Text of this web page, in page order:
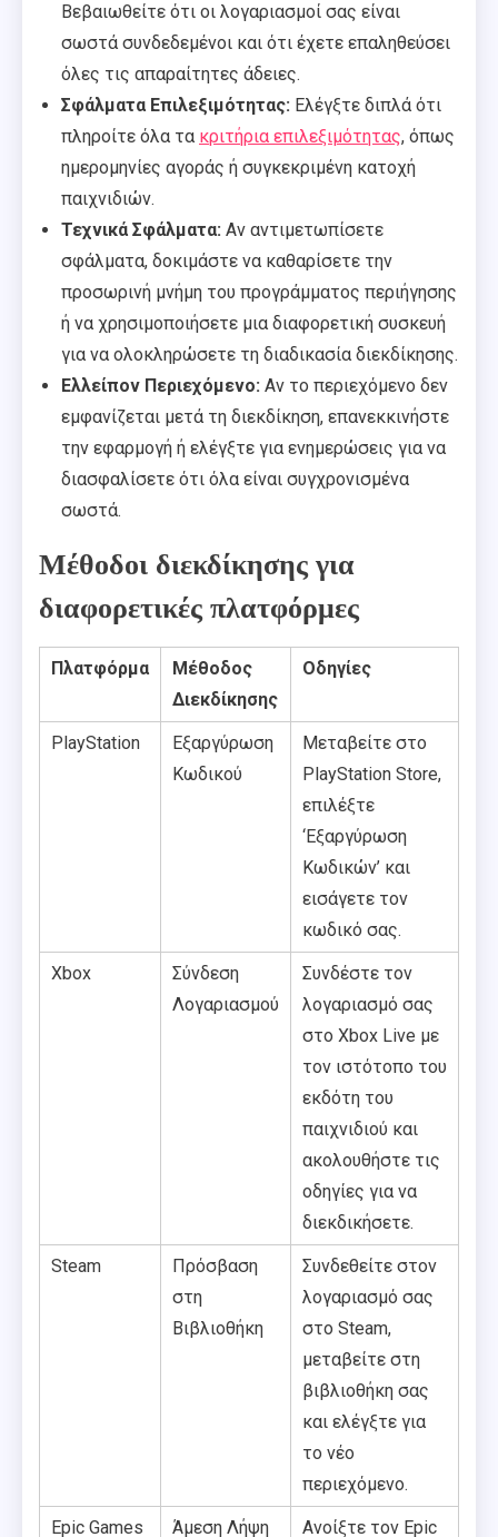
Βεβαιωθείτε ότι οι λογαριασμοί σας είναι
σωστά συνδεδεμένοι και ότι έχετε επαληθεύσει
όλες τις απαραίτητες άδειες.
Σφάλματα Επιλεξιμότητας: Ελέγξτε διπλά ότι
πληροίτε όλα τα κριτήρια επιλεξιμότητας, όπως
ημερομηνίες αγοράς ή συγκεκριμένη κατοχή
παιχνιδιών.
Τεχνικά Σφάλματα: Αν αντιμετωπίσετε
σφάλματα, δοκιμάστε να καθαρίσετε την
προσωρινή μνήμη του προγράμματος περιήγησης
ή να χρησιμοποιήσετε μια διαφορετική συσκευή
για να ολοκληρώσετε τη διαδικασία διεκδίκησης.
Ελλείπον Περιεχόμενο: Αν το περιεχόμενο δεν
εμφανίζεται μετά τη διεκδίκηση, επανεκκινήστε
την εφαρμογή ή ελέγξτε για ενημερώσεις για να
διασφαλίσετε ότι όλα είναι συγχρονισμένα
σωστά.
Μέθοδοι διεκδίκησης για
διαφορετικές πλατφόρμες
Πλατφόρμα
Μέθοδος
Διεκδίκησης
Οδηγίες
PlayStation
Εξαργύρωση
Κωδικού
Μεταβείτε στο
PlayStation Store,
επιλέξτε
‘Εξαργύρωση
Κωδικών’ και
εισάγετε τον
κωδικό σας.
Xbox
Σύνδεση
Λογαριασμού
Συνδέστε τον
λογαριασμό σας
στο Xbox Live με
τον ιστότοπο του
εκδότη του
παιχνιδιού και
ακολουθήστε τις
οδηγίες για να
διεκδικήσετε.
Steam
Πρόσβαση
στη
Βιβλιοθήκη
Συνδεθείτε στον
λογαριασμό σας
στο Steam,
μεταβείτε στη
βιβλιοθήκη σας
και ελέγξτε για
το νέο
περιεχόμενο.
Epic Games Άμεση Λήψη Ανοίξτε τον Epic